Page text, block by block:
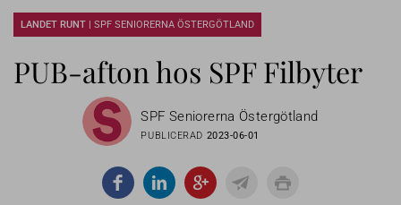
LANDET RUNT | SPF SENIORERNA ÖSTERGÖTLAND
PUB-afton hos SPF Filbyter
SPF Seniorerna Östergötland
PUBLICERAD 2023-06-01